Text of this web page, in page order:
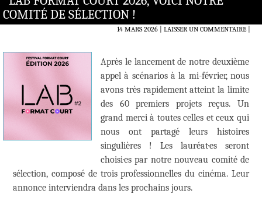
COMITÉ DE SÉLECTION !
14 MARS 2026 LAISSER UN COMMENTAIRE|
Après le lancement de notre deuxième
appel à scénarios à la mi-février, nous
avons très rapidement atteint la limite
des 60 premiers projets reçus. Un
grand merci à toutes celles et ceux qui
nous ont partagé leurs histoires
singulières ! Les lauréat·es seront
choisi·es par notre nouveau comité de
sélection, composé de trois professionnelles du cinéma. Leur
annonce interviendra dans les prochains jours.